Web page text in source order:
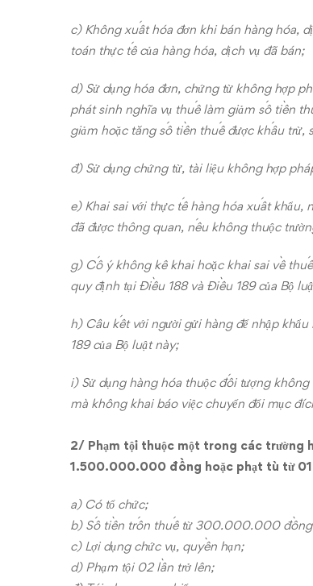
c) Không xuất hóa đơn khi bán hàng hóa,
toán thực tế của hàng hóa, dịch vụ đã bán;
d) Sử dụng hóa đơn, chứng từ không hợp
phát sinh nghĩa vụ thuế làm giảm số tiền
giảm hoặc tăng số tiền thuế được khấu trừ,
đ) Sử dụng chứng từ, tài liệu không hợp
e) Khai sai với thực tế hàng hóa xuất khẩu,
đã được thông quan, nếu không thuộc
g) Cố ý không kê khai hoặc khai sai về
quy định tại Điều 188 và Điều 189 của Bộ
h) Câu kết với người gửi hàng để nhập
189 của Bộ luật này;
i) Sử dụng hàng hóa thuộc đối tượng
mà không khai báo việc chuyển đổi mục
2/ Phạm tội thuộc một trong các
1.500.000.000 đồng hoặc phạt tù từ
a) Có tổ chức;
b) Số tiền trốn thuế từ 300.000.000
c) Lợi dụng chức vụ, quyền hạn;
d) Phạm tội 02 lần trở lên;